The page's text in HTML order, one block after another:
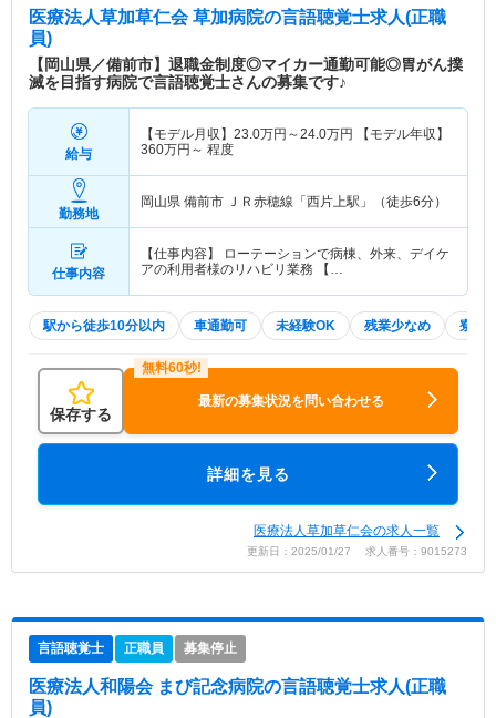
医療法人草加草仁会 草加病院の言語聴覚士求人(正職
員)
【岡山県／備前市】退職金制度◎マイカー通勤可能◎胃がん撲
滅を目指す病院で言語聴覚士さんの募集です♪
給与
【モデル月収】 23.0万円～24.0万円
【モデル年収】
360万円～ 程度
勤務地
岡山県 備前市 ＪＲ赤穂線「西片上駅」（徒歩6分）
仕事内容
【仕事内容】 ローテーションで病棟、外来、デイケ
アの利用者様のリハビリ業務 【…
駅から徒歩10分以内 車通勤可 未経験OK 残業少なめ 寮・
保存する
最新の募集状況を問い合わせる
詳細を見る
医療法人草加草仁会の求人一覧
更新日：2025/01/27 求人番号：9015273
言語聴覚士 正職員 募集停止
医療法人和陽会 まび記念病院の言語聴覚士求人(正職
員)